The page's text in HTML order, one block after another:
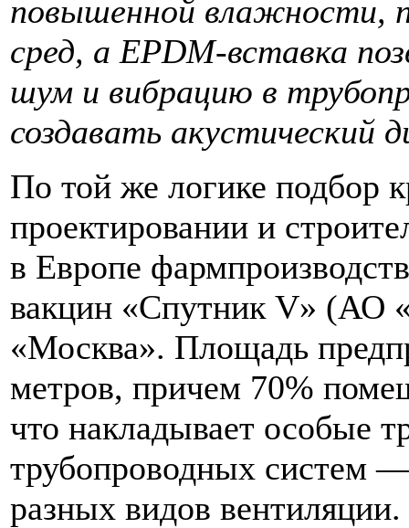
повышенной влажности,
сред, а EPDM-вставка
шум и вибрацию в
создавать акустический
По той же логике подбор
проектировании и
в Европе
вакцин «Спутник V» (АО
«Москва». Площадь
метров, причем 70%
что накладывает особые
трубопроводных систем
разных видов вентиляции.